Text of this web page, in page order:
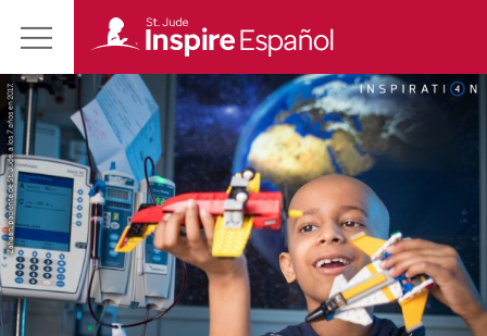
Main
Menu
Revista
St.
Jude
Inspire
en
Español